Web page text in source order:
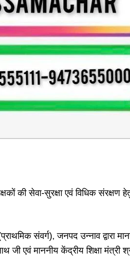
की सेवा-सुरक्षा एवं विधिक संरक्षण
संवर्ग), जनपद उन्नाव द्वारा
जी एवं माननीय केंद्रीय शिक्षा मंत्री